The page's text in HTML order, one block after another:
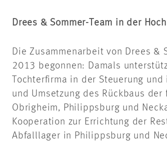
Drees & Sommer-Team in der
Die Zusammenarbeit von Drees &
2013 begonnen: Damals
Tochterfirma in der Steuerung
und Umsetzung des Rückbaus
Obrigheim, Philippsburg und
Kooperation zur Errichtung der
Abfalllager in Philippsburg und